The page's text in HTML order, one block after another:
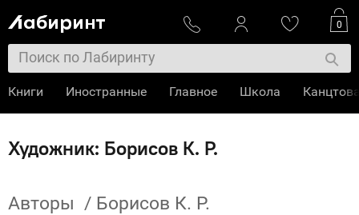
Художник: Борисов К. Р.
Авторы / Борисов К. Р.
0
Книги Иностранные Главное Школа